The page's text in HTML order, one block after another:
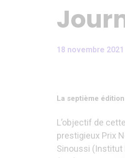
18 novembre 2021
La septième
L’objectif de
prestigieux Prix
Sinoussi (Institut